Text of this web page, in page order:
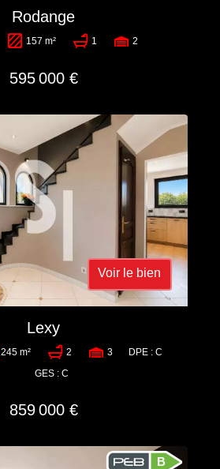
Rodange
157 m² 1 2
595 000 €
Voir le bien
Lexy
245 m² 2 3
DPE : C
GES : C
859 000 €
B